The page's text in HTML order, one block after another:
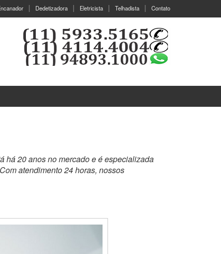
Dedetizadora Eletricista Telhadista Contato
há 20 anos no mercado e é especializada
atendimento 24 horas, nossos